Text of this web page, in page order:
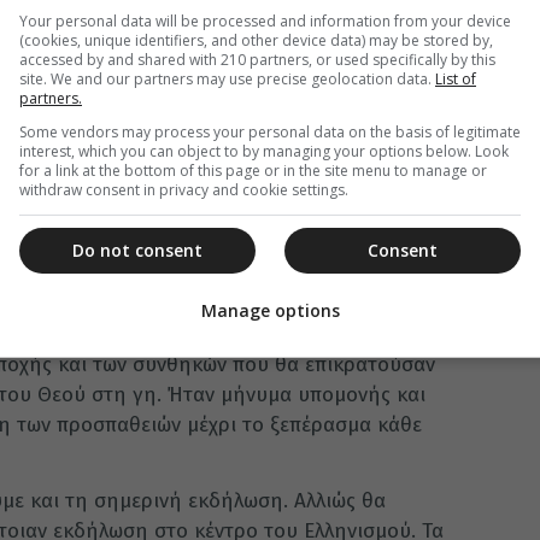
Πατρίδος, προς την οποίαν για 3 ½ χιλιετίες
μας, και τώρα τα δικά μας, με τη
τη βάρβαρη εισβολή της Τουρκίας και
μας, δηλώνουμε σε όλους, εχθρούς και φίλους,
και να περάσουν δεν ξεγράφουμε πατρίδες·
δεν εξαντλούμαστε στην παθητική αναπόληση.
ξεχνούμε και αγωνιζόμαστε. Ετοιμαζόμαστε
που επεσφράγιζε επτά εβδομάδες ετών, και
μυστική, λυτρωτική, σημασία. Σ’ αυτό
τα ζώα ξεκουράζονταν, η γη αναπαυόταν.
και των συνθηκών που θα επικρατούσαν
Θεού στη γη. Ήταν μήνυμα υπομονής και
προσπαθειών μέχρι το ξεπέρασμα κάθε
και τη σημερινή εκδήλωση. Αλλιώς θα
εκδήλωση στο κέντρο του Ελληνισμού. Τα
Your personal data will be processed and information from your device
(cookies, unique identifiers, and other device data) may be stored by,
accessed by and shared with 210 partners, or used specifically by this
site. We and our partners may use precise geolocation data. List of
partners.
Some vendors may process your personal data on the basis of legitimate
interest, which you can object to by managing your options below. Look
for a link at the bottom of this page or in the site menu to manage or
withdraw consent in privacy and cookie settings.
Consent
Do not consent
Manage options